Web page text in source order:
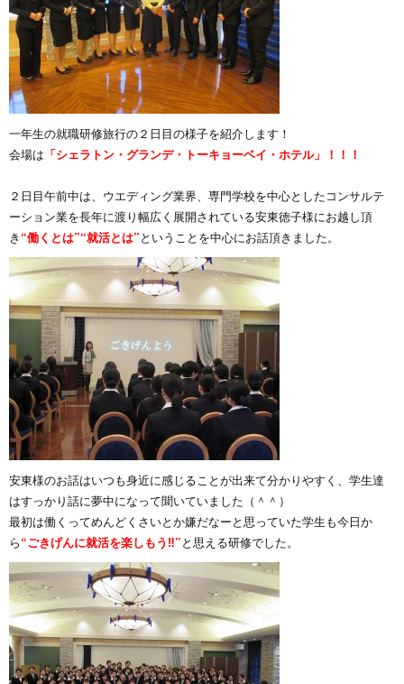
一年生の就職研修旅行の２日目の様子を紹介します！
会場は 「シェラトン・グランデ・トーキョーベイ・ホテル」！！！
２日目午前中は、ウエディング業界、専門学校を中心としたコンサルテ
ーション業を長年に渡り幅広く展開されている安東徳子様にお越し頂
き “働くとは”“就活とは”ということを中心にお話頂きました。
安東様のお話はいつも身近に感じることが出来て分かりやすく、学生達
はすっかり話に夢中になって聞いていました（＾＾）
最初は働くってめんどくさいとか嫌だなーと思っていた学生も今日か
ら“ごきげんに就活を楽しもう‼”と思える研修でした。